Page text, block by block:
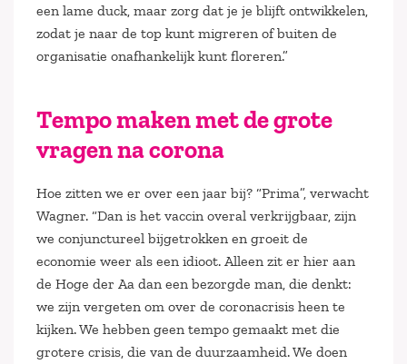
een lame duck, maar zorg dat je je blijft ontwikkelen,
zodat je naar de top kunt migreren of buiten de
organisatie onafhankelijk kunt floreren.”
Tempo maken met de grote
vragen na corona
Hoe zitten we er over een jaar bij? “Prima”, verwacht
Wagner. “Dan is het vaccin overal verkrijgbaar, zijn
we conjunctureel bijgetrokken en groeit de
economie weer als een idioot. Alleen zit er hier aan
de Hoge der Aa dan een bezorgde man, die denkt:
we zijn vergeten om over de coronacrisis heen te
kijken. We hebben geen tempo gemaakt met die
grotere crisis, die van de duurzaamheid. We doen